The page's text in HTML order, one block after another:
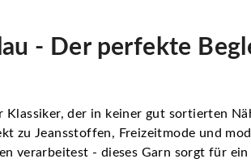
- Der perfekte
Klassiker, der in keiner gut sortierten
zu Jeansstoffen, Freizeitmode und
verarbeitest - dieses Garn sorgt für